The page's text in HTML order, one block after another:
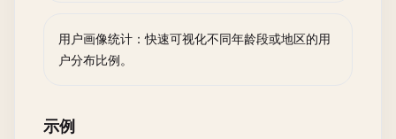
用户画像统计：快速可视化不同年龄段或地区的用
户分布比例。
示例